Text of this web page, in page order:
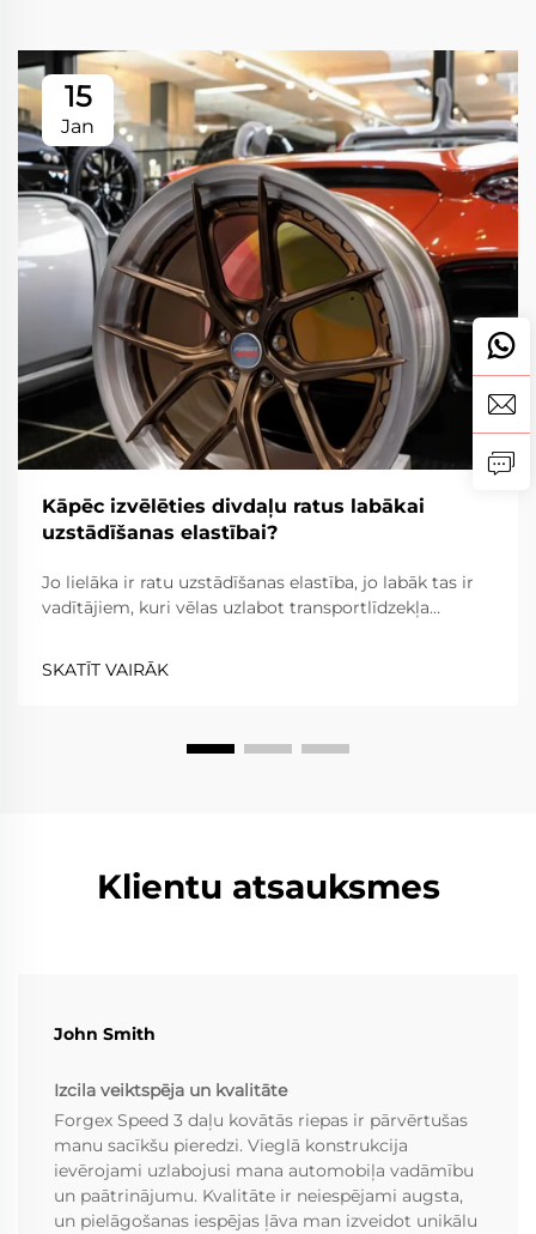
15
Jan
Kāpēc izvēlēties divdaļu ratus labākai
uzstādīšanas elastībai?
Jo lielāka ir ratu uzstādīšanas elastība, jo labāk tas ir
vadītājiem, kuri vēlas uzlabot transportlīdzekļa
Divdaļu rati ir elastīgāki nekā viendaļas rati, jo rata
SKATĪT VAIRĀK
Klientu atsauksmes
John Smith
Izcila veiktspēja un kvalitāte
Forgex Speed 3 daļu kovātās riepas ir pārvērtušas
manu sacīkšu pieredzi. Vieglā konstrukcija
ievērojami uzlabojusi mana automobiļa vadāmību
un paātrinājumu. Kvalitāte ir neiespējami augsta,
un pielāgošanas iespējas ļāva man izveidot unikālu